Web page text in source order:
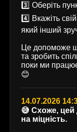
3️⃣ Оберіть
4️⃣ Вкажіть
який інший
Це допоможе
та зробить
поки ми
😊
14.07.2026
😅 Схоже, цей
на міцність.